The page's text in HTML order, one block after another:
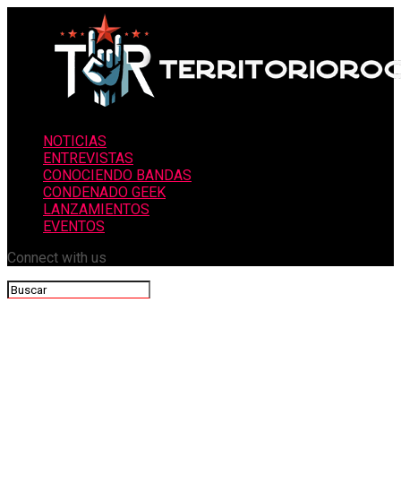
NOTICIAS
ENTREVISTAS
CONOCIENDO BANDAS
CONDENADO GEEK
LANZAMIENTOS
EVENTOS
Connect with us